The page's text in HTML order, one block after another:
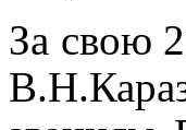
За свою